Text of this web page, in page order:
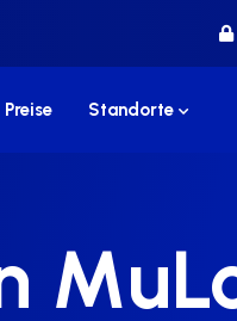
Preise Standorte